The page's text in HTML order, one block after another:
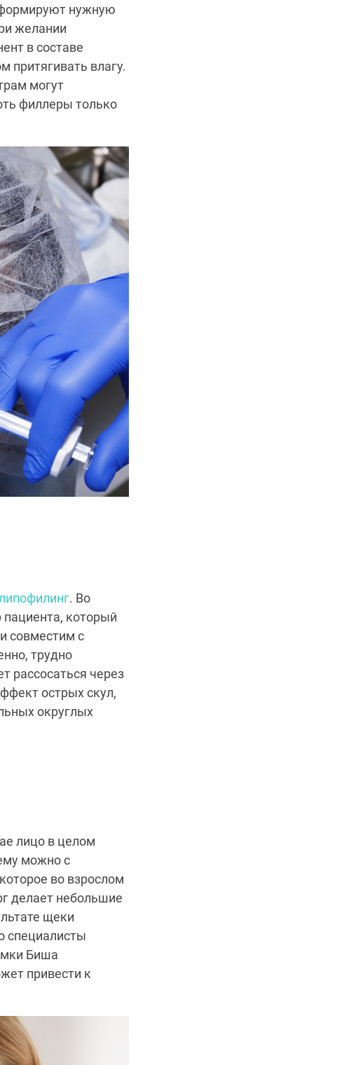
нужную
желании
в составе
притягивать влагу.
могут
филлеры только
. Во
который
совместим с
трудно
рассосаться через
острых скул,
округлых
лицо в целом
можно с
во взрослом
делает небольшие
щеки
специалисты
Биша
привести к